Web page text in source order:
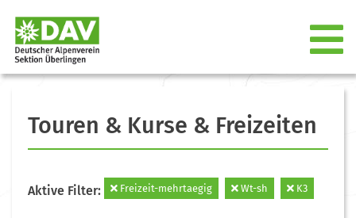
Touren & Kurse & Freizeiten
Aktive Filter: Freizeit-mehrtaegig Wt-sh K3